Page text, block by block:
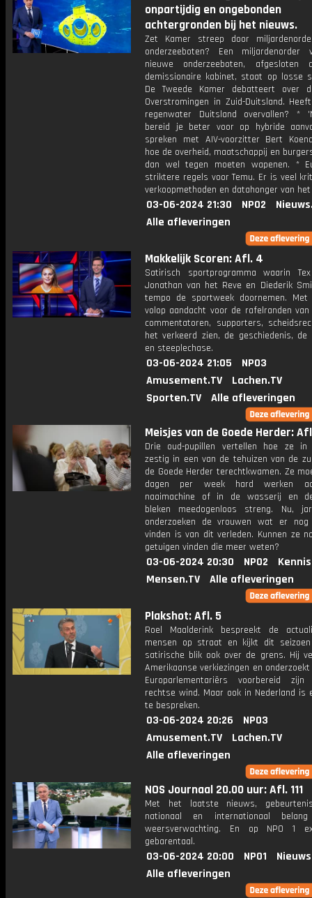
onpartijdig en ongebonden
achtergronden bij het nieuws.
Zet Kamer streep door
onderzeeboten? Een miljardenorder
nieuwe onderzeeboten, afgesloten
demissionaire kabinet, staat op losse
De Tweede Kamer debatteert over
Overstromingen in Zuid-Duitsland.
regenwater Duitsland overvallen? *
bereid je beter voor op hybride
spreken met AIV-voorzitter Bert
hoe de overheid, maatschappij en
dan wel tegen moeten wapenen. *
striktere regels voor Temu. Er is veel
verkoopmethoden en datahonger van
03-06-2024 21:30 NPO2
Alle afleveringen
Makkelijk Scoren: Afl. 4
Satirisch sportprogramma waarin
Jonathan van het Reve en Diederik
tempo de sportweek doornemen. Met
volop aandacht voor de rafelranden
commentatoren, supporters,
het verkeerd zien, de geschiedenis, de
en steeplechase.
03-06-2024 21:05
NPO3
Amusement.TV
Lachen.TV
Sporten.TV
Alle afleveringen
Meisjes van de Goede Herder:
Drie oud-pupillen vertellen hoe ze
zestig in een van de tehuizen van de
de Goede Herder terechtkwamen. Ze
dagen per week hard werken
naaimachine of in de wasserij en
bleken meedogenloos streng. Nu,
onderzoeken de vrouwen wat er
vinden is van dit verleden. Kunnen ze
getuigen vinden die meer weten?
03-06-2024 20:30 NPO2
Mensen.TV
Alle afleveringen
Plakshot: Afl. 5
Roel Maalderink bespreekt de
mensen op straat en kijkt dit
satirische blik ook over de grens. Hij
Amerikaanse verkiezingen en
Europarlementariërs voorbereid
rechtse wind. Maar ook in Nederland is
te bespreken.
03-06-2024 20:26
NPO3
Amusement.TV
Lachen.TV
Alle afleveringen
NOS Journaal 20.00 uur: Afl. 111
Met het laatste nieuws,
nationaal en internationaal
weersverwachting. En op NPO 1
gebarentaal.
03-06-2024 20:00 NPO1
Alle afleveringen